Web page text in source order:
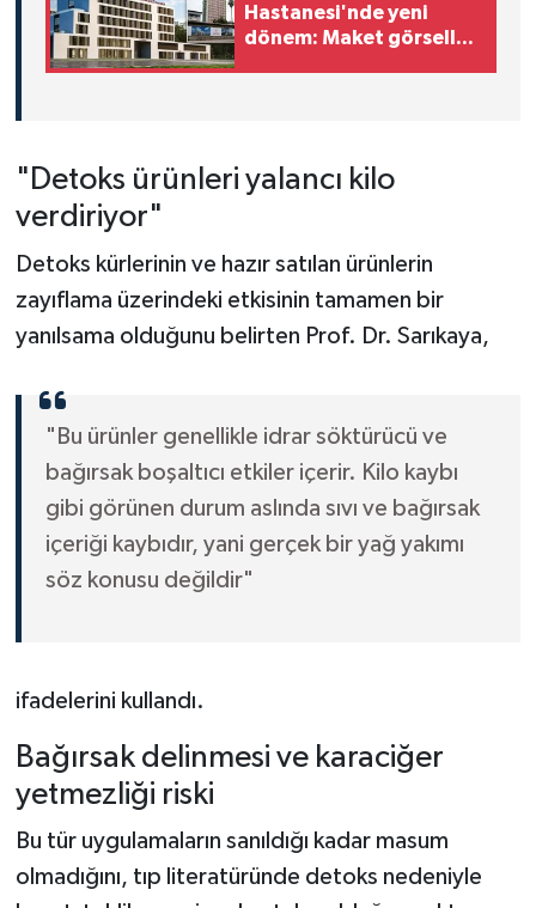
Hastanesi'nde yeni
dönem: Maket görselleri
"Detoks ürünleri yalancı kilo
verdiriyor"
Detoks kürlerinin ve hazır satılan ürünlerin
zayıflama üzerindeki etkisinin tamamen bir
yanılsama olduğunu belirten Prof. Dr. Sarıkaya,
"Bu ürünler genellikle idrar söktürücü ve
bağırsak boşaltıcı etkiler içerir. Kilo kaybı
gibi görünen durum aslında sıvı ve bağırsak
içeriği kaybıdır, yani gerçek bir yağ yakımı
söz konusu değildir"
ifadelerini kullandı.
Bağırsak delinmesi ve karaciğer
yetmezliği riski
Bu tür uygulamaların sanıldığı kadar masum
olmadığını, tıp literatüründe detoks nedeniyle